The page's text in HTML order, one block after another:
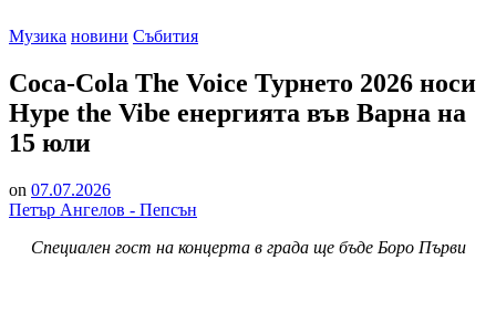
Posted
Музика новини Събития
Coca-Cola The Voice Турнето 2026 носи
Hype the Vibe енергията във Варна на
15 юли
on 07.07.2026
Петър Ангелов - Пепсън
Специален гост на концерта в града ще бъде Боро Първи